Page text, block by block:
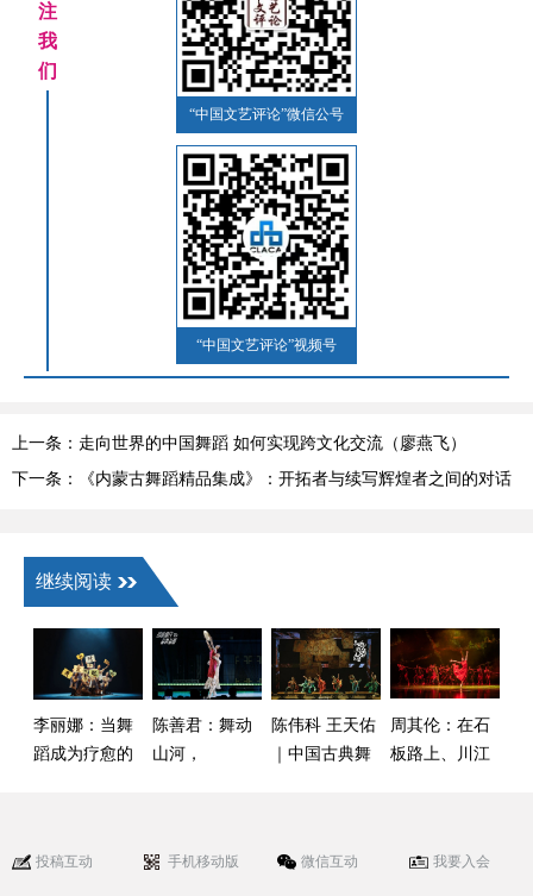
注
我
们
“中国文艺评论”微信公号
“中国文艺评论”视频号
上一条：走向世界的中国舞蹈 如何实现跨文化交流（廖燕飞）
下一条：《内蒙古舞蹈精品集成》：开拓者与续写辉煌者之间的对话
继续阅读
李丽娜：当舞
蹈成为疗愈的
陈善君：舞动
山河，
陈伟科 王天佑
｜中国古典舞
周其伦：在石
板路上、川江
投稿互动 手机移动版 微信互动 我要入会